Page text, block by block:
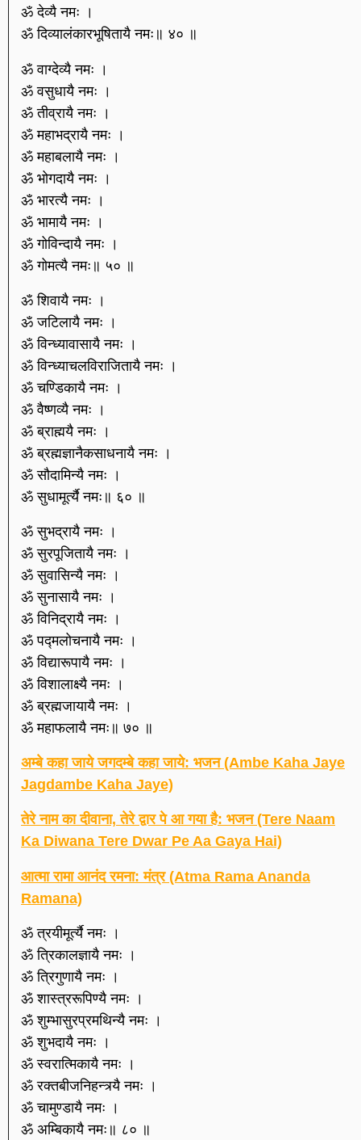
ॐ देव्यै नमः ।
ॐ दिव्यालंकारभूषितायै नमः॥ ४० ॥
ॐ वाग्देव्यै नमः ।
ॐ वसुधायै नमः ।
ॐ तीव्रायै नमः ।
ॐ महाभद्रायै नमः ।
ॐ महाबलायै नमः ।
ॐ भोगदायै नमः ।
ॐ भारत्यै नमः ।
ॐ भामायै नमः ।
ॐ गोविन्दायै नमः ।
ॐ गोमत्यै नमः॥ ५० ॥
ॐ शिवायै नमः ।
ॐ जटिलायै नमः ।
ॐ विन्ध्यावासायै नमः ।
ॐ विन्ध्याचलविराजितायै नमः ।
ॐ चण्डिकायै नमः ।
ॐ वैष्णव्यै नमः ।
ॐ ब्राह्मयै नमः ।
ॐ ब्रह्मज्ञानैकसाधनायै नमः ।
ॐ सौदामिन्यै नमः ।
ॐ सुधामूर्त्यै नमः॥ ६० ॥
ॐ सुभद्रायै नमः ।
ॐ सुरपूजितायै नमः ।
ॐ सुवासिन्यै नमः ।
ॐ सुनासायै नमः ।
ॐ विनिद्रायै नमः ।
ॐ पद्मलोचनायै नमः ।
ॐ विद्यारूपायै नमः ।
ॐ विशालाक्ष्यै नमः ।
ॐ ब्रह्मजायायै नमः ।
ॐ महाफलायै नमः॥ ७० ॥
अम्बे कहा जाये जगदम्बे कहा जाये: भजन (Ambe Kaha Jaye
Jagdambe Kaha Jaye)
तेरे नाम का दीवाना, तेरे द्वार पे आ गया है: भजन (Tere Naam
Ka Diwana Tere Dwar Pe Aa Gaya Hai)
आत्मा रामा आनंद रमना: मंत्र (Atma Rama Ananda
Ramana)
ॐ त्रयीमूर्त्यै नमः ।
ॐ त्रिकालज्ञायै नमः ।
ॐ त्रिगुणायै नमः ।
ॐ शास्त्ररूपिण्यै नमः ।
ॐ शुम्भासुरप्रमथिन्यै नमः ।
ॐ शुभदायै नमः ।
ॐ स्वरात्मिकायै नमः ।
ॐ रक्तबीजनिहन्त्र्यै नमः ।
ॐ चामुण्डायै नमः ।
ॐ अम्बिकायै नमः॥ ८० ॥